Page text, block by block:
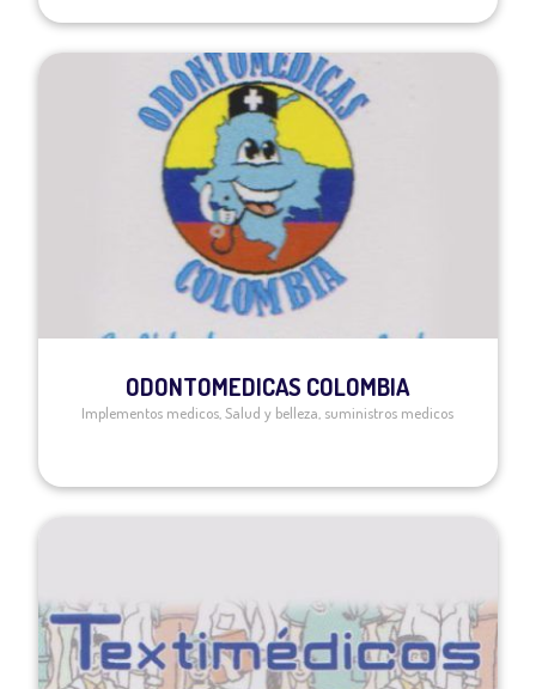
ODONTOMEDICAS COLOMBIA
Implementos medicos,Salud y belleza, suministros medicos